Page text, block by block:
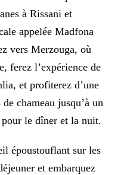
à Rissani et
appelée Madfona
vers Merzouga, où
ferez l’expérience de
et profiterez d’une
chameau jusqu’à un
pour le dîner et la nuit.
époustouflant sur les
et embarquez